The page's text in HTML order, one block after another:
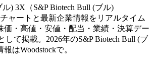
ル) 3X（S&P Biotech Bull (ブル)
ャートと最新企業情報をリアルタイム
価・高値・安値・配当・業績・決算デー
して掲載。2026年のS&P Biotech Bull (ブ
はWoodstockで。